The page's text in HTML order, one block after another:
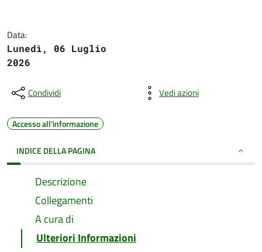
Data:
Lunedì, 06 Luglio
2026
Condividi Vedi azioni
Accesso all'informazione
INDICE DELLA PAGINA
Descrizione
Collegamenti
A cura di
Ulteriori Informazioni